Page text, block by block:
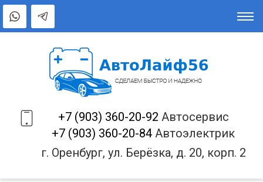
+7 (903) 360-20-92 Автосервис
+7 (903) 360-20-84 Автоэлектрик
г. Оренбург, ул. Берёзка, д. 20, корп. 2